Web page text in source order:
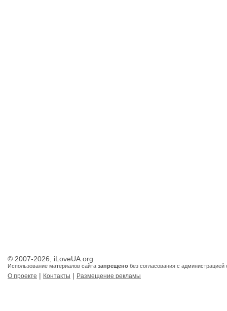
© 2007-2026, iLoveUA.org
Использование материалов сайта запрещено без согласования с администрацией
О проекте | Контакты | Размещение рекламы